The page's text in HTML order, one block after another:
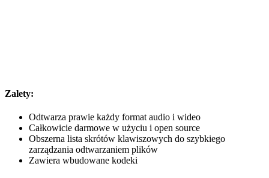
Zalety:
Odtwarza prawie każdy format audio i wideo
Całkowicie darmowe w użyciu i open source
Obszerna lista skrótów klawiszowych do szybkiego
zarządzania odtwarzaniem plików
Zawiera wbudowane kodeki